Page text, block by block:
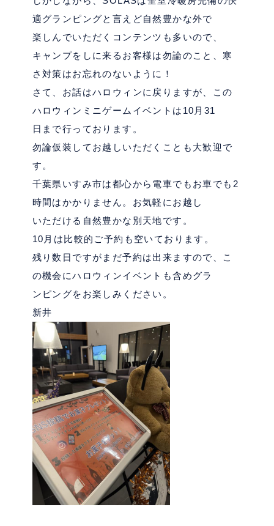
適グランピングと言えど自然豊かな外で
楽しんでいただくコンテンツも多いので、
キャンプをしに来るお客様は勿論のこと、寒
さ対策はお忘れのないように！
さて、お話はハロウィンに戻りますが、この
ハロウィンミニゲームイベントは10月31
日まで行っております。
勿論仮装してお越しいただくことも大歓迎で
す。
千葉県いすみ市は都心から電車でもお車でも2
時間はかかりません。お気軽にお越し
いただける自然豊かな別天地です。
10月は比較的ご予約も空いております。
残り数日ですがまだ予約は出来ますので、こ
の機会にハロウィンイベントも含めグラ
ンピングをお楽しみください。
新井